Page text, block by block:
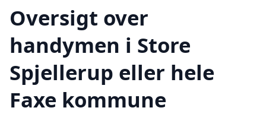
Oversigt over
handymen i Store
Spjellerup eller hele
Faxe kommune